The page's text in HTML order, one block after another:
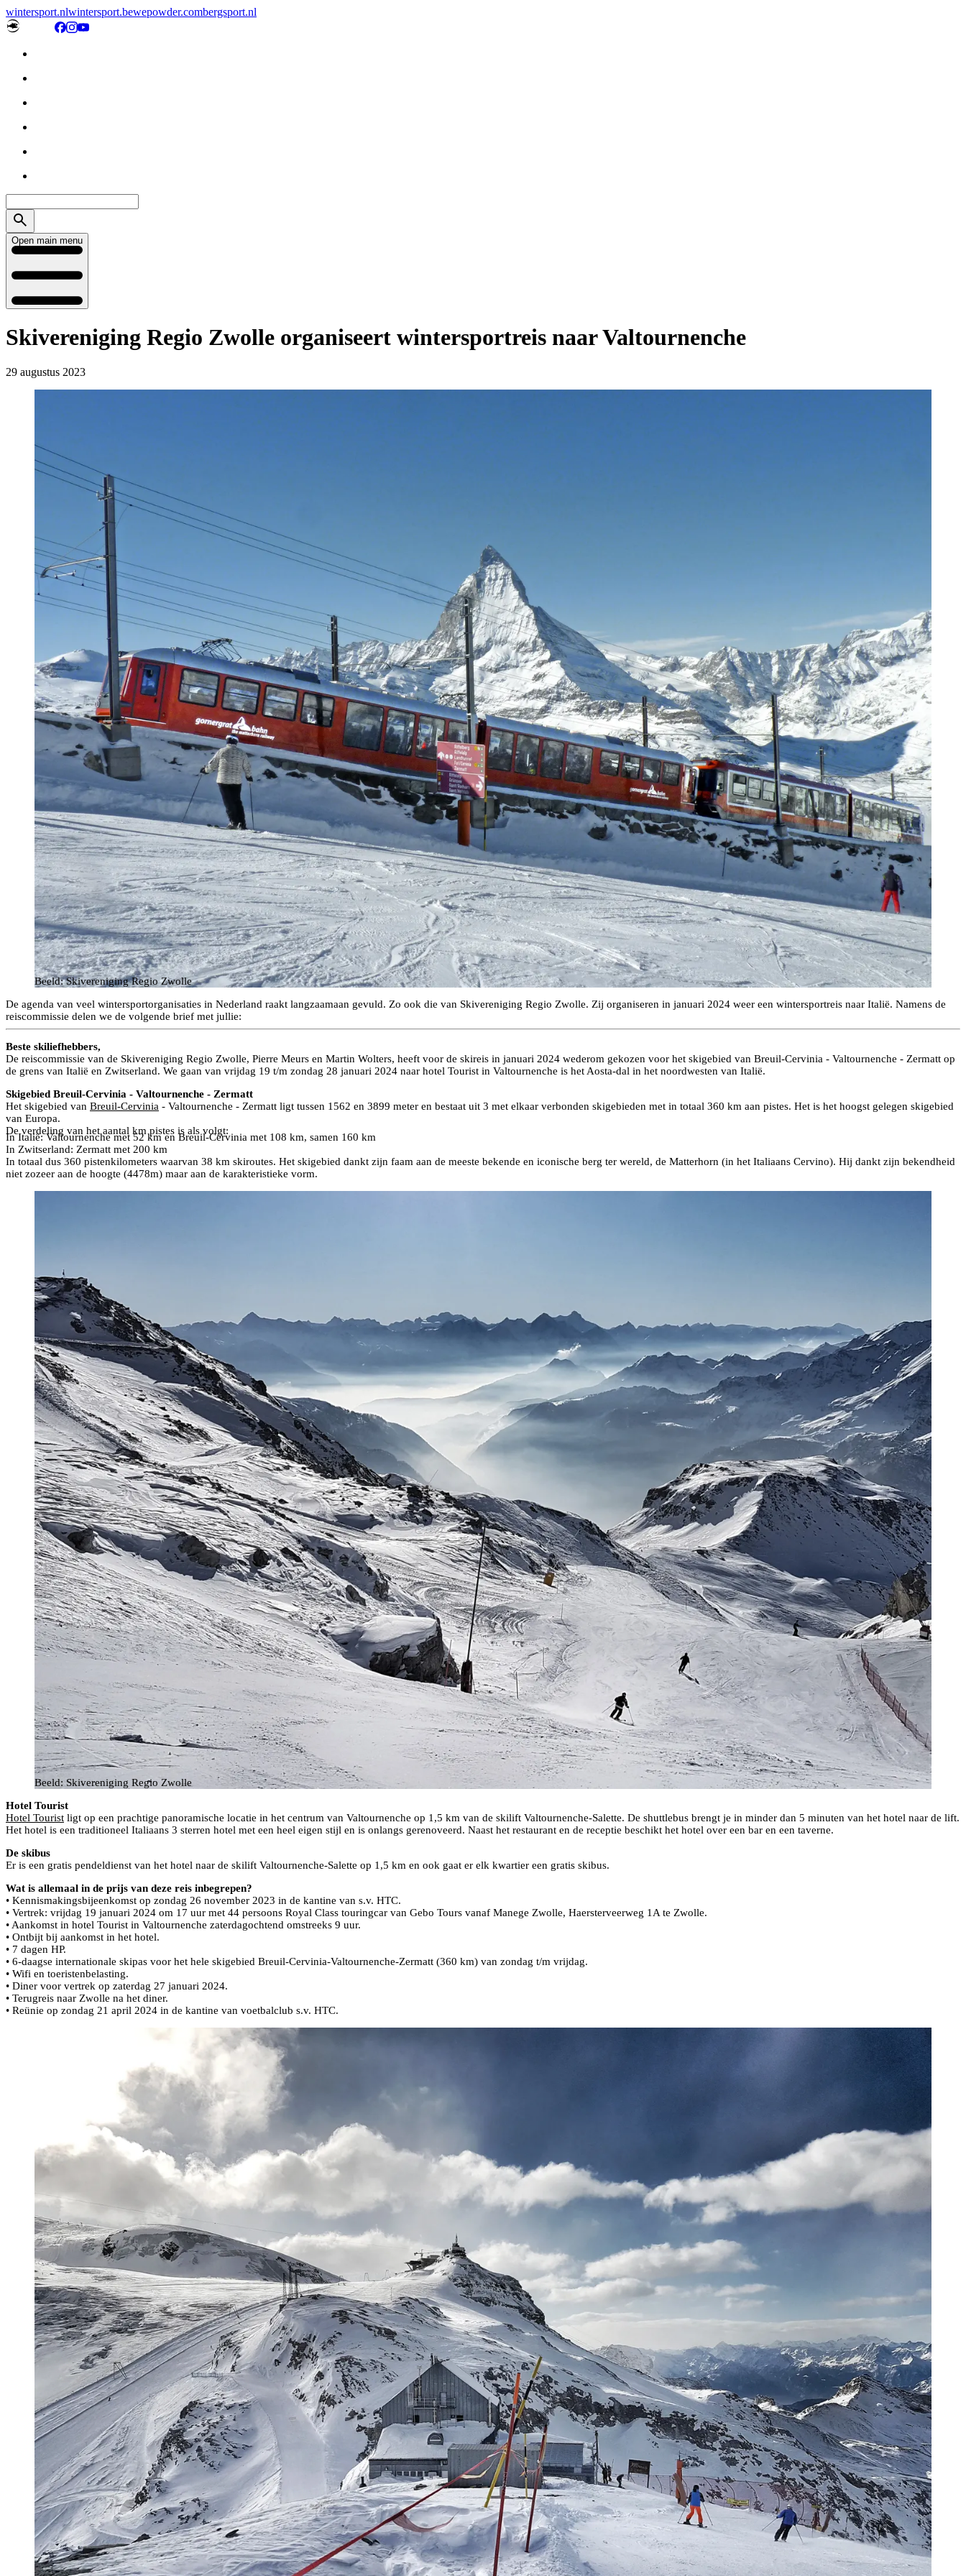
wintersport.nlwintersport.bewepowder.combergsport.nl
Open main menu
Skivereniging Regio Zwolle organiseert wintersportreis naar Valtournenche
29 augustus 2023
Beeld: Skivereniging Regio Zwolle
De agenda van veel wintersportorganisaties in Nederland raakt langzaamaan gevuld. Zo ook die van Skivereniging Regio Zwolle. Zij organiseren in januari 2024 weer een wintersportreis naar Italië. Namens de
reiscommissie delen we de volgende brief met jullie:
Beste skiliefhebbers,
De reiscommissie van de Skivereniging Regio Zwolle, Pierre Meurs en Martin Wolters, heeft voor de skireis in januari 2024 wederom gekozen voor het skigebied van Breuil-Cervinia - Valtournenche - Zermatt op
de grens van Italië en Zwitserland. We gaan van vrijdag 19 t/m zondag 28 januari 2024 naar hotel Tourist in Valtournenche is het Aosta-dal in het noordwesten van Italië.
Skigebied Breuil-Cervinia - Valtournenche - Zermatt
Het skigebied van Breuil-Cervinia - Valtournenche - Zermatt ligt tussen 1562 en 3899 meter en bestaat uit 3 met elkaar verbonden skigebieden met in totaal 360 km aan pistes. Het is het hoogst gelegen skigebied
van Europa.
De verdeling van het aantal km pistes is als volgt:
In Italië: Valtournenche met 52 km en Breuil-Cervinia met 108 km, samen 160 km
In Zwitserland: Zermatt met 200 km
In totaal dus 360 pistenkilometers waarvan 38 km skiroutes. Het skigebied dankt zijn faam aan de meeste bekende en iconische berg ter wereld, de Matterhorn (in het Italiaans Cervino). Hij dankt zijn bekendheid
niet zozeer aan de hoogte (4478m) maar aan de karakteristieke vorm.
Beeld: Skivereniging Regio Zwolle
Hotel Tourist
Hotel Tourist ligt op een prachtige panoramische locatie in het centrum van Valtournenche op 1,5 km van de skilift Valtournenche-Salette. De shuttlebus brengt je in minder dan 5 minuten van het hotel naar de lift.
Het hotel is een traditioneel Italiaans 3 sterren hotel met een heel eigen stijl en is onlangs gerenoveerd. Naast het restaurant en de receptie beschikt het hotel over een bar en een taverne.
De skibus
Er is een gratis pendeldienst van het hotel naar de skilift Valtournenche-Salette op 1,5 km en ook gaat er elk kwartier een gratis skibus.
Wat is allemaal in de prijs van deze reis inbegrepen?
• Kennismakingsbijeenkomst op zondag 26 november 2023 in de kantine van s.v. HTC.
• Vertrek: vrijdag 19 januari 2024 om 17 uur met 44 persoons Royal Class touringcar van Gebo Tours vanaf Manege Zwolle, Haersterveerweg 1A te Zwolle.
• Aankomst in hotel Tourist in Valtournenche zaterdagochtend omstreeks 9 uur.
• Ontbijt bij aankomst in het hotel.
• 7 dagen HP.
• 6-daagse internationale skipas voor het hele skigebied Breuil-Cervinia-Valtournenche-Zermatt (360 km) van zondag t/m vrijdag.
• Wifi en toeristenbelasting.
• Diner voor vertrek op zaterdag 27 januari 2024.
• Terugreis naar Zwolle na het diner.
• Reünie op zondag 21 april 2024 in de kantine van voetbalclub s.v. HTC.